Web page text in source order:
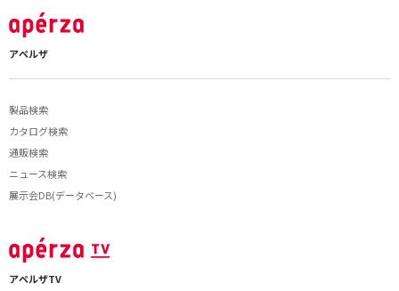
アペルザ
製品検索
カタログ検索
通販検索
ニュース検索
展示会DB(データベース)
アペルザTV